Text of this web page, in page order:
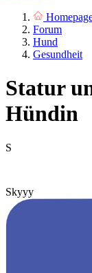
Forum
Hund
Gesundheit
Statur
Hündin
S
Skyyy